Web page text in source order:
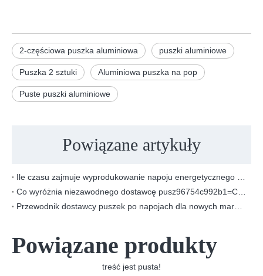
2-częściowa puszka aluminiowa puszki aluminiowe
Puszka 2 sztuki Aluminiowa puszka na pop
Puste puszki aluminiowe
Powiązane artykuły
Powiązane produkty
treść jest pusta!